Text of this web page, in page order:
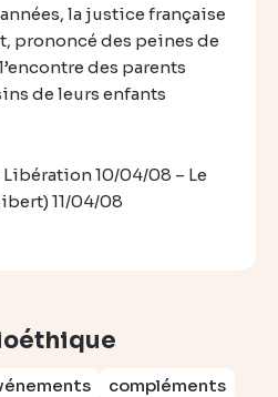
la justice française
prononcé des peines de
des parents
de leurs enfants
Libération 10/04/08 – Le
11/04/08
compléments